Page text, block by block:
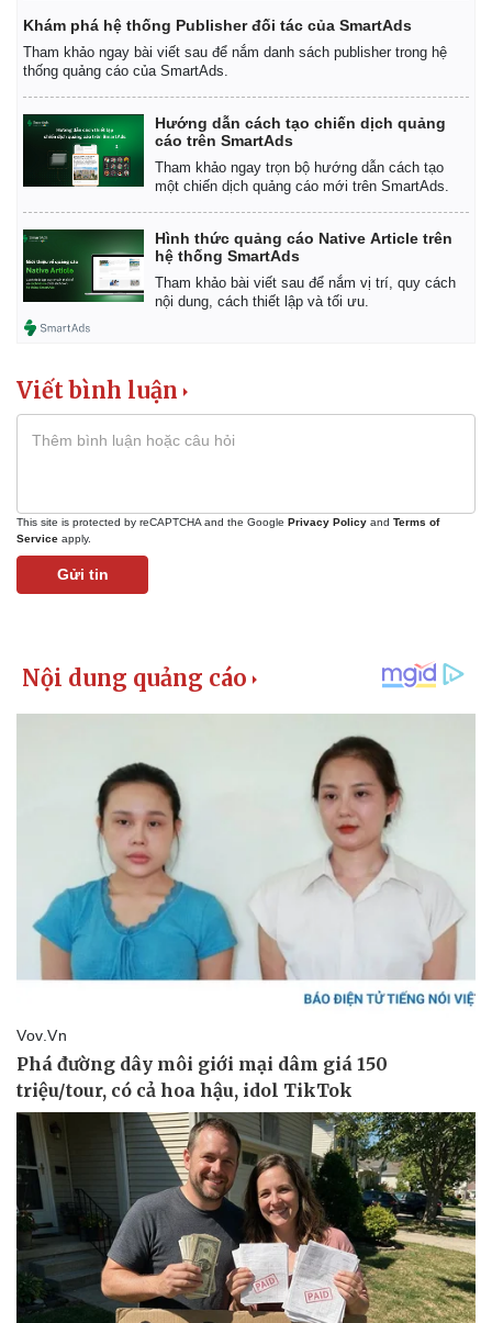
Kinh tế
Bất động sản
Giá vàng
Chứng khoán
Giá cà phê
Pháp luật
Vụ án
Tin nóng
Tư vấn luật
Quân sự - Quốc phòng
Vũ khí
Việt Nam
Phân tích
Khám phá hệ thống Publisher đối tác của SmartAds
Tham khảo ngay bài viết sau để nắm danh sách publisher trong hệ
thống quảng cáo của SmartAds.
Hướng dẫn cách tạo chiến dịch quảng
cáo trên SmartAds
Tham khảo ngay trọn bộ hướng dẫn cách tạo
một chiến dịch quảng cáo mới trên SmartAds.
Hình thức quảng cáo Native Article trên
hệ thống SmartAds
Tham khảo bài viết sau để nắm vị trí, quy cách
nội dung, cách thiết lập và tối ưu.
Viết bình luận
This site is protected by reCAPTCHA and the Google Privacy Policy and Terms of
Service apply.
Gửi tin